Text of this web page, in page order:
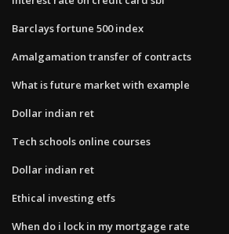
Barclays fortune 500 index
Amalgamation transfer of contracts
What is future market with example
Dollar indian ret
Tech schools online courses
Dollar indian ret
Ethical investing etfs
When do i lock in my mortgage rate